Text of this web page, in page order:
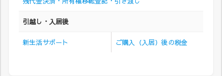
引越し・入居後
新生活サポート ご購入（入居）後の税金